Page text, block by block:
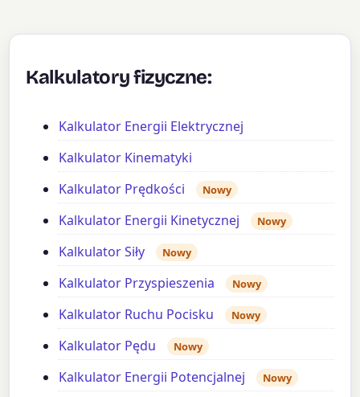
Kalkulatory fizyczne:
Kalkulator Energii Elektrycznej
Kalkulator Kinematyki
Kalkulator Prędkości
Nowy
Kalkulator Energii Kinetycznej Nowy
Kalkulator Siły Nowy
Kalkulator Przyspieszenia Nowy
Kalkulator Ruchu Pocisku Nowy
Kalkulator Pędu Nowy
Kalkulator Energii Potencjalnej Nowy